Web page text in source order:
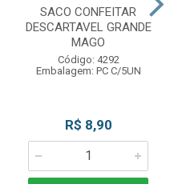
SACO CONFEITAR
DESCARTAVEL GRANDE
MAGO
Código: 4292
Embalagem: PC C/5UN
R$ 8,90